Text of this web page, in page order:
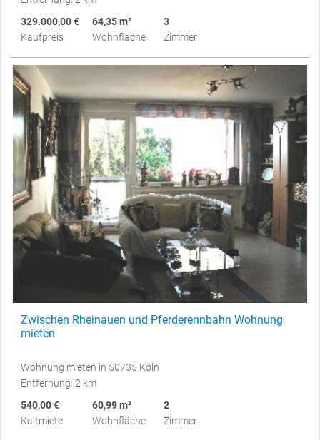
329.000,00 €
Kaufpreis
64,35 m²
Wohnfläche
3
Zimmer
Zwischen Rheinauen und Pferderennbahn Wohnung
mieten
Wohnung mieten in 50735 Köln
Entfernung: 2 km
540,00 €
Kaltmiete
60,99 m²
Wohnfläche
2
Zimmer